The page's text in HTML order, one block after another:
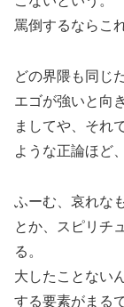
罵倒するならこ
どの界隈も同じ
エゴが強いと向
ましてや、それ
ような正論ほど
ふーむ、哀れな
とか、スピリチ
る。
大したことない
する要素がまる